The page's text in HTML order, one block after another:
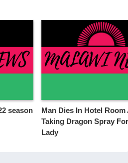
season
Man Dies In Hotel Room
Taking Dragon Spray
Lady